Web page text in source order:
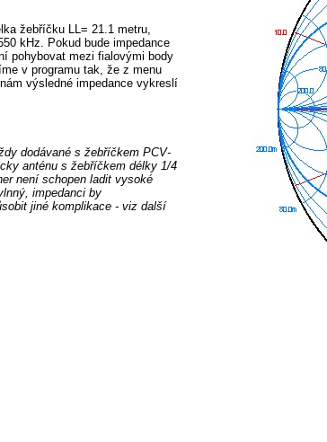
žebříčku LL= 21.1 metru,
kHz. Pokud bude impedance
pohybovat mezi fialovými body
v programu tak, že z menu
výsledné impedance vykreslí
dodávané s žebříčkem PCV-
anténu s žebříčkem délky 1/4
není schopen ladit vysoké
impedanci by
jiné komplikace - viz další